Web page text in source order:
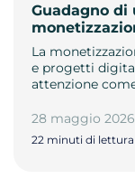
Guadagno di
La
e progetti
attenzione
28 maggio 2026
22 minuti di lettura